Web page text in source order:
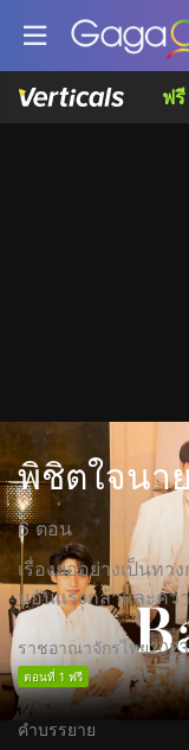
ฟรี
พิชิตใจนา
6 ตอน
เรื่องย่ออย่างเป็นท
นอันแรงกล้าและคว
ราชอาณาจักรไทย2023
ตอนที่ 1 ฟรี
คำบรรยาย